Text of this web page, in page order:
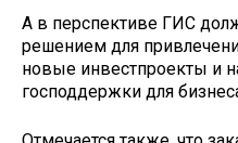
А в перспективе ГИС
решением для
новые инвестпроекты и
господдержки для